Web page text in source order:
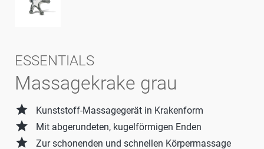
ESSENTIALS
Massagekrake grau
grade Kunststoff-Massagegerät in Krakenform
grade Mit abgerundeten, kugelförmigen Enden
grade Zur schonenden und schnellen Körpermassage